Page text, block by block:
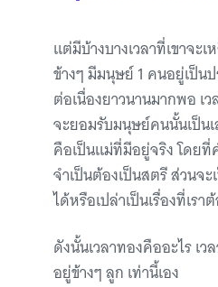
แต่มีบ้างบางเวลาที่เขาจะ
ข้างๆ มีมนุษย์ 1 คนอยู่เป็น
ต่อเนื่องยาวนานมากพอ เ
จะยอมรับมนุษย์คนนั้นเป็น
คือเป็นแม่ที่มีอยู่จริง โดยที่
จำเป็นต้องเป็นสตรี ส่วนจ
ได้หรือเปล่าเป็นเรื่องที่เร
ดังนั้นเวลาทองคืออะไร เว
อยู่ข้างๆ ลูก เท่านี้เอง